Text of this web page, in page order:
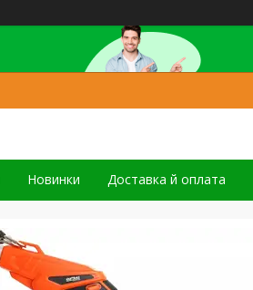
Новинки Доставка й оплата